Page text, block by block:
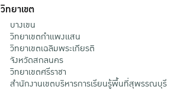
วิทยาเขต
บางเขน
วิทยาเขตกําแพงแสน
วิทยาเขตเฉลิมพระเกียรติ
จังหวัดสกลนคร
วิทยาเขตศรีราชา
สำนักงานเขตบริหารการเรียนรู้พื้นที่สุพรรณบุรี